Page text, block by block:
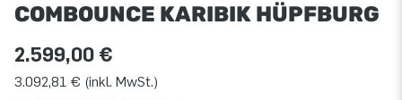
COMBOUNCE KARIBIK HÜPFBURG
2.599,00 €
3.092,81 € (inkl. MwSt.)